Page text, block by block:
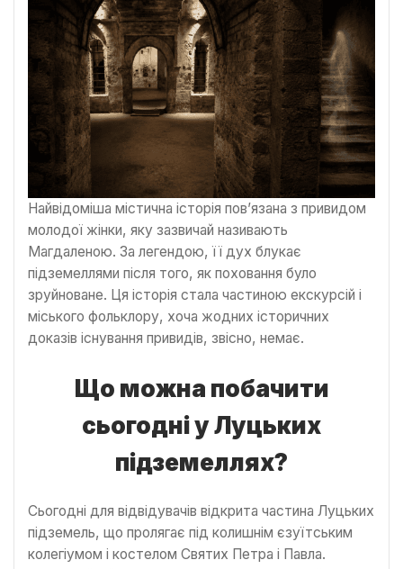
Найвідоміша містична історія пов’язана з привидом
молодої жінки, яку зазвичай називають
Магдаленою. За легендою, її дух блукає
підземеллями після того, як поховання було
зруйноване. Ця історія стала частиною екскурсій і
міського фольклору, хоча жодних історичних
доказів існування привидів, звісно, немає.
Що можна побачити
сьогодні у Луцьких
підземеллях?
Сьогодні для відвідувачів відкрита частина Луцьких
підземель, що пролягає під колишнім єзуїтським
колегіумом і костелом Святих Петра і Павла.